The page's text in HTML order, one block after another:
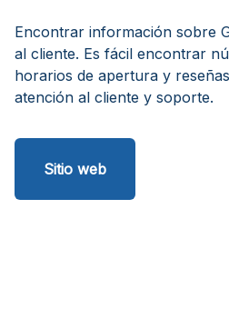
Encontrar información sobre
al cliente. Es fácil encontrar
horarios de apertura y
atención al cliente y soporte.
Sitio web